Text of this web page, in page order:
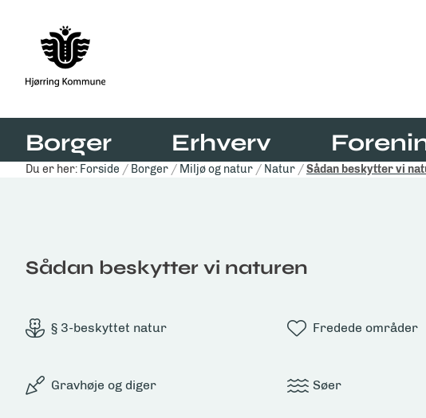
Borger Erhverv
Du er her: Forside Borger Miljø og natur Natur Sådan beskytter vi
Sådan beskytter vi naturen
§ 3-beskyttet natur Fredede områder
Gravhøje og diger Søer